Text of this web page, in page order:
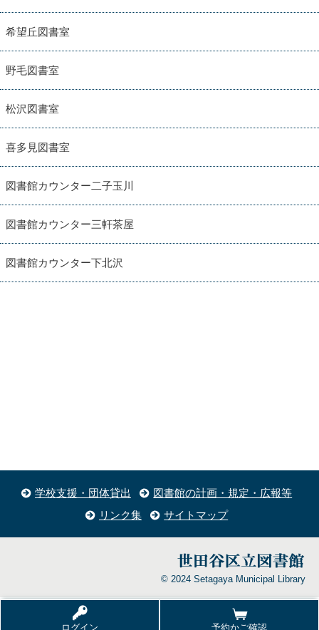
ログイン 予約かご確認
希望丘図書室
野毛図書室
松沢図書室
喜多見図書室
図書館カウンター二子玉川
図書館カウンター三軒茶屋
図書館カウンター下北沢
学校支援・団体貸出
図書館の計画・規定・広報等
リンク集
サイトマップ
© 2024 Setagaya Municipal Library